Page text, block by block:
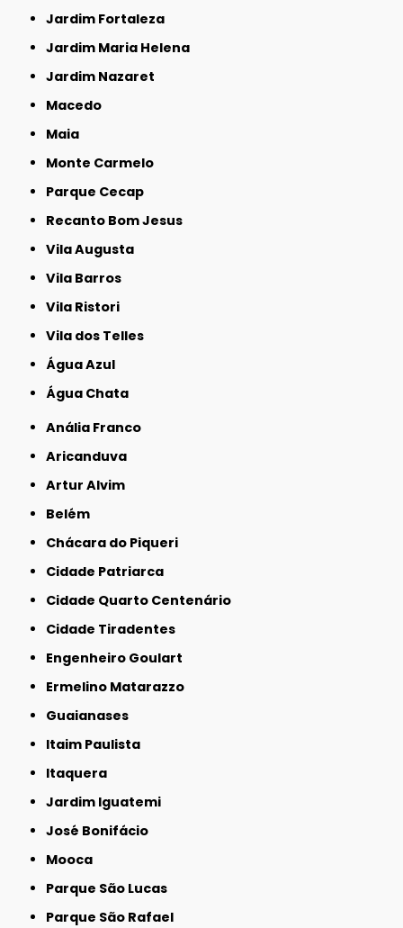
Jardim Fortaleza
Jardim Maria Helena
Jardim Nazaret
Macedo
Maia
Monte Carmelo
Parque Cecap
Recanto Bom Jesus
Vila Augusta
Vila Barros
Vila Ristori
Vila dos Telles
Água Azul
Água Chata
Anália Franco
Aricanduva
Artur Alvim
Belém
Chácara do Piqueri
Cidade Patriarca
Cidade Quarto Centenário
Cidade Tiradentes
Engenheiro Goulart
Ermelino Matarazzo
Guaianases
Itaim Paulista
Itaquera
Jardim Iguatemi
José Bonifácio
Mooca
Parque São Lucas
Parque São Rafael